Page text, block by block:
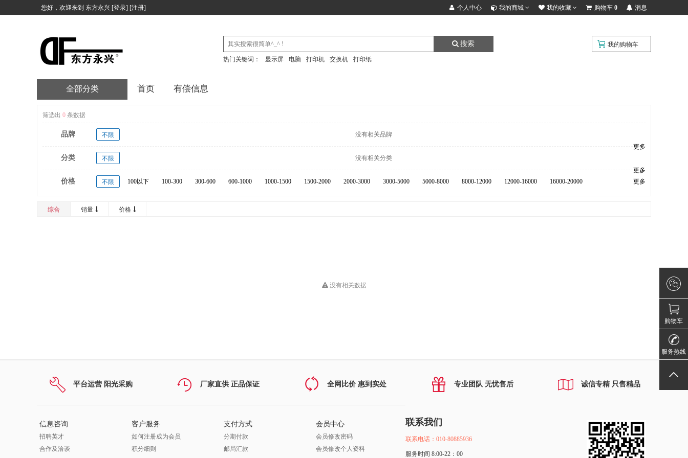
您好，欢迎来到 东方永兴 [登录] [注册] 个人中心 我的商城 我的收藏 购物车 0 消息
搜索
热门关键词： 显示屏 电脑 打印机 交换机 打印纸
我的购物车
首页 有偿信息
全部分类
筛选出 0 条数据
品牌 不限
没有相关品牌
更多
分类 不限
没有相关分类
更多
价格 不限 100以下 100-300 300-600 600-1000 1000-1500 1500-2000 2000-3000 3000-5000 5000-8000 8000-12000 12000-16000 16000-20000 更多
综合 销量 价格
没有相关数据
平台运营 阳光采购 厂家直供 正品保证 全网比价 惠到实处 专业团队 无忧售后 诚信专精 只售精品
信息咨询
招聘英才
合作及洽谈
客户服务
如何注册成为会员
积分细则
支付方式
分期付款
邮局汇款
会员中心
会员修改密码
会员修改个人资料
联系我们
联系电话：010-80885936
服务时间 8:00-22：00
微信咨询
购物车
请登录！
服务热线
010-
返回顶部